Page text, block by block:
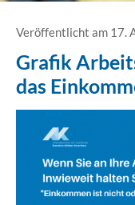
Veröffentlicht am 17.
Grafik
das